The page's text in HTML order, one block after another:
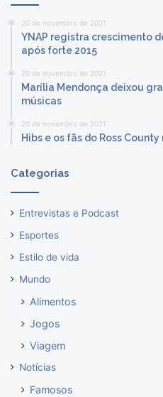
20 de novembro de 2021
YNAP registra crescimento
após forte 2015
20 de novembro de 2021
Marília Mendonça deixou
músicas
20 de novembro de 2021
Hibs e os fãs do Ross County
Categorias
Entrevistas e Podcast
Esportes
Estilo de vida
Mundo
Alimentos
Jogos
Viagem
Notícias
Famosos